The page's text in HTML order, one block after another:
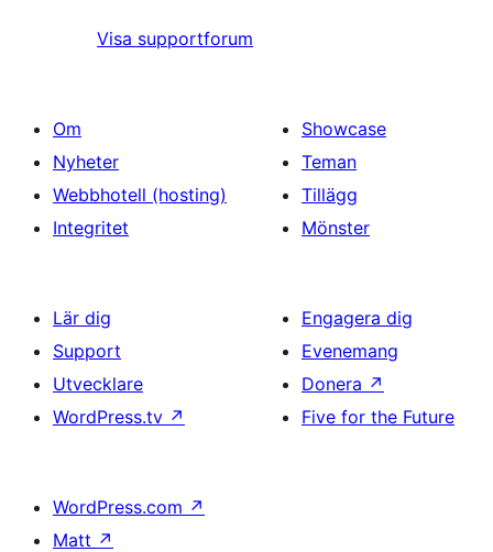
Visa supportforum
Om
Nyheter
Webbhotell (hosting)
Integritet
Showcase
Teman
Tillägg
Mönster
Lär dig
Support
Utvecklare
WordPress.tv ↗
Engagera dig
Evenemang
Donera ↗
Five for the Future
WordPress.com ↗
Matt ↗